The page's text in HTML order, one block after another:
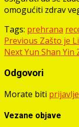
omogućiti zdrav
Tags: prehrana
Post
navigation
Previous Zašto je
NextYun Shan Yin
Odgovori
Morate biti
Vezane objave